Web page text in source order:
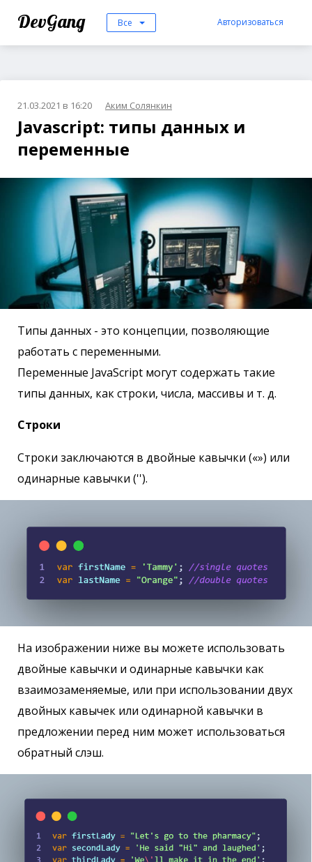
DevGang Все Авторизоваться
21.03.2021 в 16:20 Аким Солянкин
Javascript: типы данных и
переменные
Типы данных - это концепции, позволяющие
работать с переменными.
Переменные JavaScript могут содержать такие
типы данных, как строки, числа, массивы и т. д.
Строки
Строки заключаются в двойные кавычки («») или
одинарные кавычки ('').
На изображении ниже вы можете использовать
двойные кавычки и одинарные кавычки как
взаимозаменяемые, или при использовании двух
двойных кавычек или одинарной кавычки в
предложении перед ним может использоваться
обратный слэш.